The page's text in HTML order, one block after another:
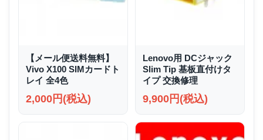
【メール便送料無料】
Vivo X100 SIMカードト
レイ 全4色
2,000円(税込)
Lenovo用 DCジャック
Slim Tip 基板直付けタ
イプ 交換修理
9,900円(税込)